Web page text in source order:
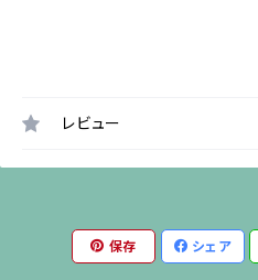
レビュー
保存 シェア